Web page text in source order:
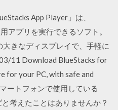
App Player」は、
アプリを実行できるソフト。
きなディスプレイで、手軽に
11 Download BlueStacks for
for your PC, with safe and
ートフォンで使用している
考えたことはありませんか？